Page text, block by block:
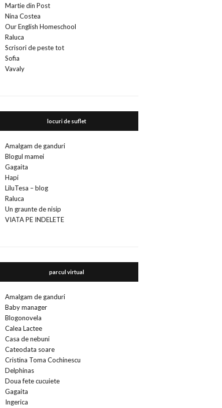
Martie din Post
Nina Costea
Our English Homeschool
Raluca
Scrisori de peste tot
Sofia
Vavaly
locuri de suflet
Amalgam de ganduri
Blogul mamei
Gagaita
Hapi
LiluTesa – blog
Raluca
Un graunte de nisip
VIATA PE INDELETE
parcul virtual
Amalgam de ganduri
Baby manager
Blogonovela
Calea Lactee
Casa de nebuni
Cateodata soare
Cristina Toma Cochinescu
Delphinas
Doua fete cucuiete
Gagaita
Ingerica